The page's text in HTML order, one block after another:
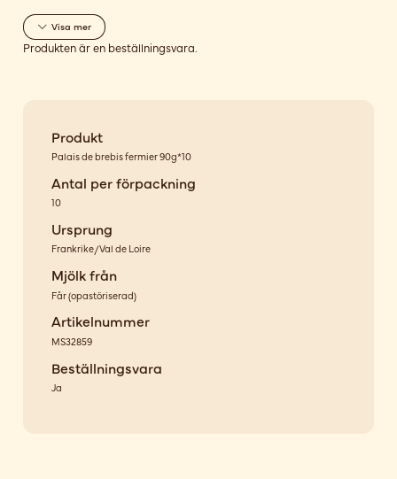
Visamer
Produkten är en beställningsvara.
Produkt
Palais de brebis fermier 90g*10
Antal per förpackning
10
Ursprung
Frankrike/Val de Loire
Mjölk från
Får(opastöriserad)
Artikelnummer
MS32859
Beställningsvara
Ja